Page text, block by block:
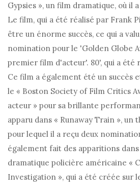
Gypsies », un film dramatique, où il
Le film, qui a été réalisé par Frank
être un énorme succès, ce qui a
nomination pour le 'Golden Globe
premier film d'acteur'. 80', qui a été
Ce film a également été un succès
le « Boston Society of Film Critics
acteur » pour sa brillante
apparu dans « Runaway Train »,
pour lequel il a reçu deux
également fait des apparitions
dramatique policière américaine «
Investigation », qui a été créée sur